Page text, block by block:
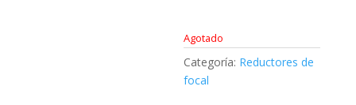
Agotado
Categoría: Reductores de
focal